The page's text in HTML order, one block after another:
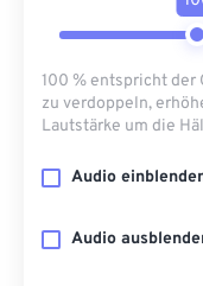
100 % entspricht der
zu verdoppeln,
Lautstärke um die
Audio
Audio